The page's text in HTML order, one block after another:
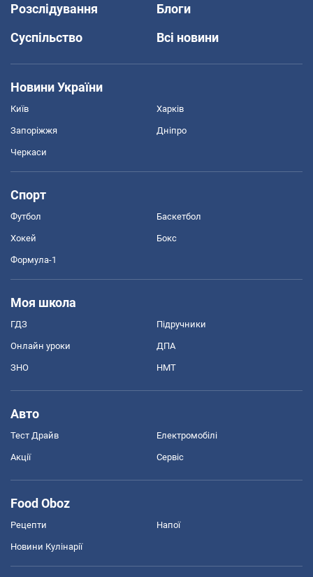
Розслідування
Блоги
Суспільство
Всі новини
Новини України
Київ Харків
Запоріжжя Дніпро
Черкаси
Спорт
Футбол Баскетбол
Хокей Бокс
Формула-1
Моя школа
ГДЗ Підручники
Онлайн уроки ДПА
ЗНО НМТ
Авто
Тест Драйв Електромобілі
Акції Сервіс
Food Oboz
Рецепти Напої
Новини Кулінарії